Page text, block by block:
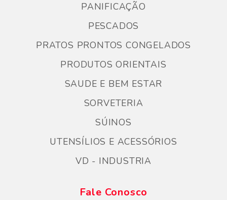
PANIFICAÇÃO
PESCADOS
PRATOS PRONTOS CONGELADOS
PRODUTOS ORIENTAIS
SAUDE E BEM ESTAR
SORVETERIA
SÚINOS
UTENSÍLIOS E ACESSÓRIOS
VD - INDUSTRIA
Fale Conosco